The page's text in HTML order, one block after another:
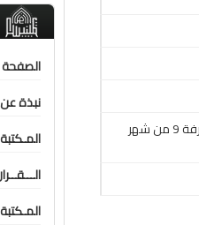
زيارة الامام الحسين عليه السلام في يوم عرفة - القارئ أحمد أبل - في يوم عرفة 9 من شهر
الصفحة
نبذة عن
المـكتبة
المـكتبة